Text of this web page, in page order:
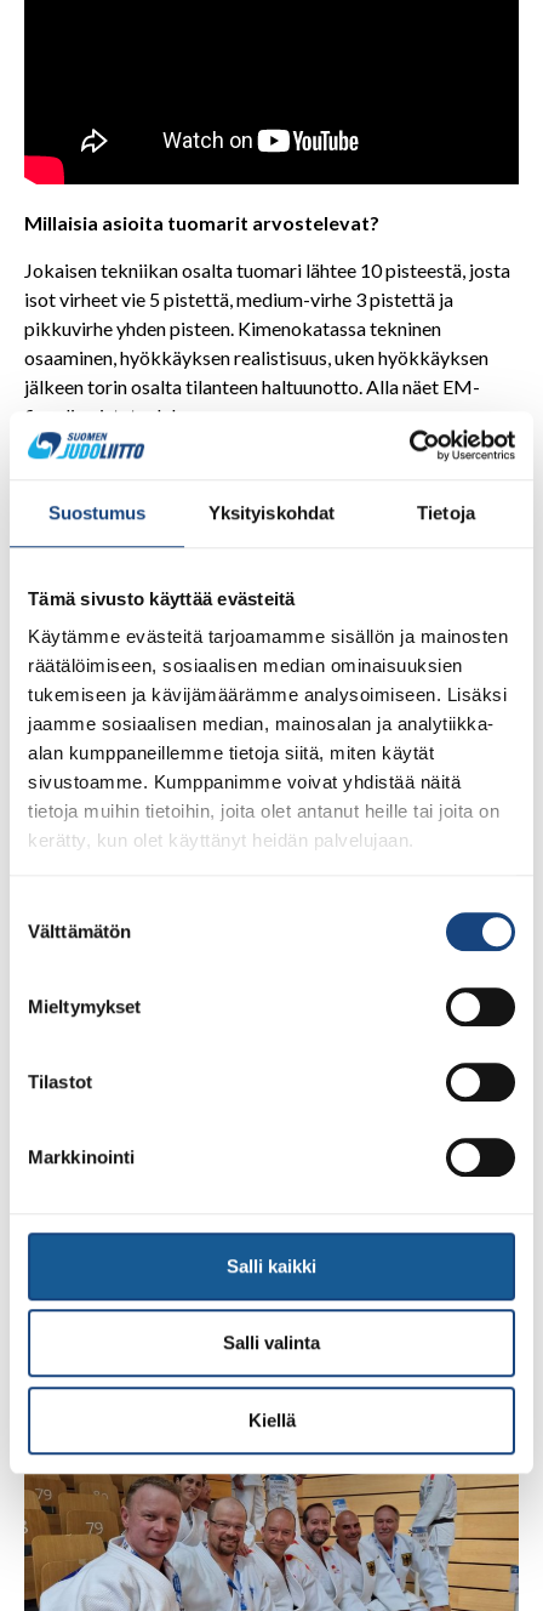
Suostumus Yksityiskohdat Tietoja
Tämä sivusto käyttää evästeitä
Käytämme evästeitä tarjoamamme sisällön ja mainosten
räätälöimiseen, sosiaalisen median ominaisuuksien
tukemiseen ja kävijämäärämme analysoimiseen. Lisäksi
jaamme sosiaalisen median, mainosalan ja analytiikka-
alan kumppaneillemme tietoja siitä, miten käytät
sivustoamme. Kumppanimme voivat yhdistää näitä
tietoja muihin tietoihin, joita olet antanut heille tai joita on
kerätty, kun olet käyttänyt heidän palvelujaan.
valinta
Välttämätön
Mieltymykset
Tilastot
Markkinointi
Salli kaikki
Salli valinta
Kiellä
Millaisia asioita tuomarit arvostelevat?
Jokaisen tekniikan osalta tuomari lähtee 10 pisteestä, josta
isot virheet vie 5 pistettä, medium-virhe 3 pistettä ja
pikkuvirhe yhden pisteen. Kimenokatassa tekninen
osaaminen, hyökkäyksen realistisuus, uken hyökkäyksen
jälkeen torin osalta tilanteen haltuunotto. Alla näet EM-
finaalin pistetaulukon.
Kaikki pistetilastot lauantain alkukilpailuista ja sunnuntain
finaalista löytyvät alla olevasta linkistä.
https://www.eju.net/wp-
content/uploads/2022/02/Results_EC2022.pdf
Kuva tuomari Hannu Mustosesta alla. Hän on kuvassa
keskellä.